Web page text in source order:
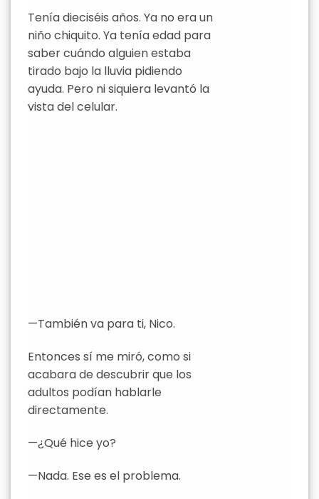
Tenía dieciséis años. Ya no era un
niño chiquito. Ya tenía edad para
saber cuándo alguien estaba
tirado bajo la lluvia pidiendo
ayuda. Pero ni siquiera levantó la
vista del celular.
—También va para ti, Nico.
Entonces sí me miró, como si
acabara de descubrir que los
adultos podían hablarle
directamente.
—¿Qué hice yo?
—Nada. Ese es el problema.